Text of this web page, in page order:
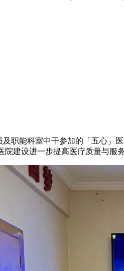
及职能科室中干参加的「五心」
建设进一步提高医疗质量与服